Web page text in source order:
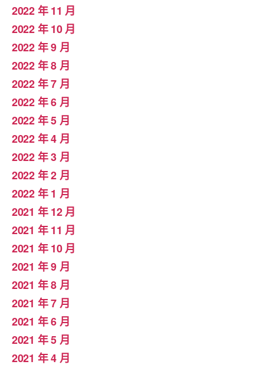
2022 年 11 月
2022 年 10 月
2022 年 9 月
2022 年 8 月
2022 年 7 月
2022 年 6 月
2022 年 5 月
2022 年 4 月
2022 年 3 月
2022 年 2 月
2022 年 1 月
2021 年 12 月
2021 年 11 月
2021 年 10 月
2021 年 9 月
2021 年 8 月
2021 年 7 月
2021 年 6 月
2021 年 5 月
2021 年 4 月